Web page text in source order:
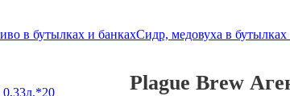
в бутылках и банкахСидр, медовуха в бутылках
Plague Brew